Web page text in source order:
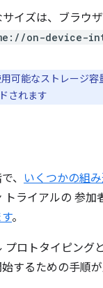
イズは、ブラウ
on-device-
可能なストレージ
されます
、 いくつかの組
トライアルの 参
。
プロトタイピング
するための手順が